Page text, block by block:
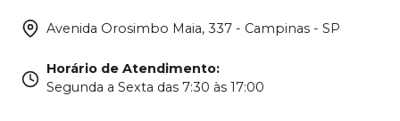
Avenida Orosimbo Maia, 337 - Campinas - SP
Horário de Atendimento:
Segunda a Sexta das 7:30 às 17:00